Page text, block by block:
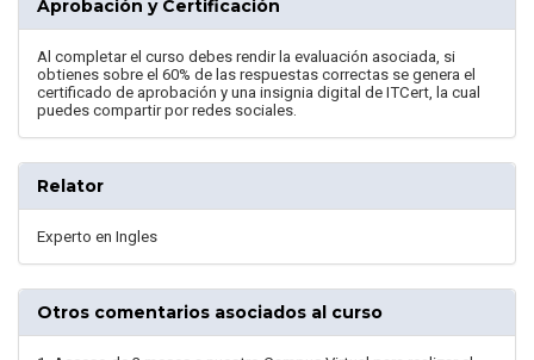
Aprobación y Certificación
Al completar el curso debes rendir la evaluación asociada, si
obtienes sobre el 60% de las respuestas correctas se genera el
certificado de aprobación y una insignia digital de ITCert, la cual
puedes compartir por redes sociales.
Relator
Experto en Ingles
Otros comentarios asociados al curso